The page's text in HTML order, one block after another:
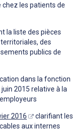
les patients de
la liste des pièces
des
publics de
dans la fonction
2015 relative à la
2016
clarifiant les
aux internes